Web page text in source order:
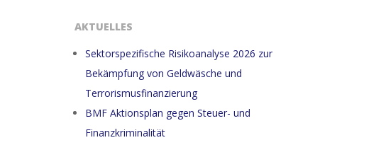
AKTUELLES
Sektorspezifische Risikoanalyse 2026 zur
Bekämpfung von Geldwäsche und
Terrorismusfinanzierung
BMF Aktionsplan gegen Steuer- und
Finanzkriminalität